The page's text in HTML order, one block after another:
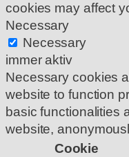
cookies may affect
Necessary
Necessary
immer aktiv
Necessary cookies
website to function
basic functionalities
website,
Cookie